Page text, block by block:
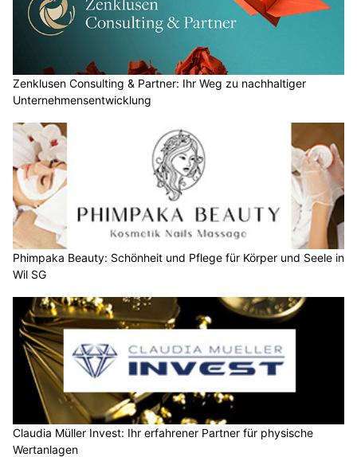
Zenklusen Consulting & Partner: Ihr Weg zu nachhaltiger
Unternehmensentwicklung
Phimpaka Beauty: Schönheit und Pflege für Körper und Seele in
Wil SG
Claudia Müller Invest: Ihr erfahrener Partner für physische
Wertanlagen